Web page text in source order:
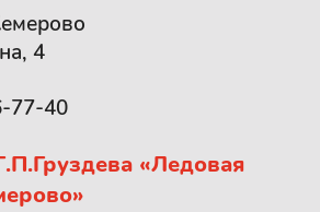
4
77-40
«Ледовая